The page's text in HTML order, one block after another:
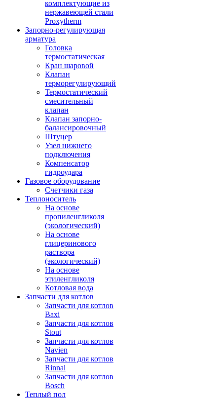
комплектующие из
нержавеющей стали
Proxytherm
Запорно-регулирующая
арматура
Головка
термостатическая
Кран шаровой
Клапан
терморегулирующий
Термостатический
смесительный
клапан
Клапан запорно-
балансировочный
Штуцер
Узел нижнего
подключения
Компенсатор
гидроудара
Газовое оборудование
Счетчики газа
Теплоноситель
На основе
пропиленгликоля
(экологический)
На основе
глицеринового
раствора
(экологический)
На основе
этиленгликоля
Котловая вода
Запчасти для котлов
Запчасти для котлов
Baxi
Запчасти для котлов
Stout
Запчасти для котлов
Navien
Запчасти для котлов
Rinnai
Запчасти для котлов
Bosch
Теплый пол